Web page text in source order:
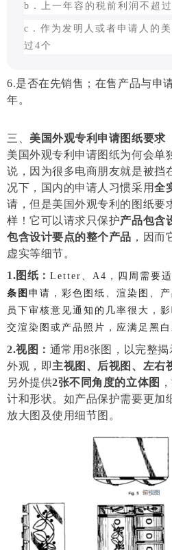
b．上一年容的税前利润不超
c．作为发明人或者申请人的
过4个
6.是否在先销售 ； 在售产品与申
年。
三、 美国外观专利申请图纸要求
美国外观专利申请图纸为何会单
说，因为很多电商朋友就是被挡
况下，国内的申请人习惯采用全
请，但是美国外观专利的图纸要
样！它可以请求只保护产品包含
包含设计要点的整个产品 ，因而
虚实等细节。
1.图纸： Letter、A4，四周需要
条图 申请，彩色图纸、渲染图、
员下审核意见通知的几率很大，
交渲染图或产品照片，应满足黑
2.视图： 通常用8张图，
以完整
外观，即主视图、后视图、左右
另外提供2张不同角度的立体图 ，
计和形状。 如产品保护需要更加
放大图及使用细节图。